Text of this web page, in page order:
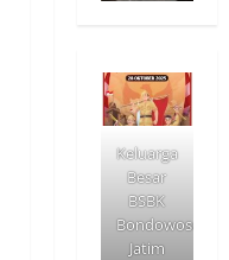
Keluarga
Besar
BSBK
Bondowoso
Jatim